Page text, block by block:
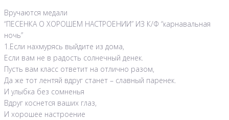
Вручаются медали
“ПЕСЕНКА О ХОРОШЕМ НАСТРОЕНИИ” ИЗ К/Ф “карнавальная
ночь”
1.Если нахмурясь выйдите из дома,
Если вам не в радость солнечный денек.
Пусть вам класс ответит на отлично разом,
Да же тот лентяй вдруг станет – славный паренек.
И улыбка без сомненья
Вдруг коснется ваших глаз,
И хорошее настроение